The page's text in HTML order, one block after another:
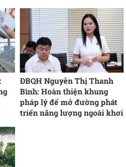
ĐBQH Nguyễn Thị Thanh
Bình: Hoàn thiện khung
pháp lý để mở đường phát
triển năng lượng ngoài khơi